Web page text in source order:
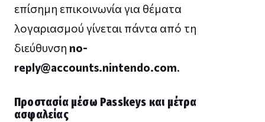
επίσημη επικοινωνία για θέματα
λογαριασμού γίνεται πάντα από τη
διεύθυνση no-
reply@accounts.nintendo.com.
Προστασία μέσω Passkeys και μέτρα
ασφαλείας